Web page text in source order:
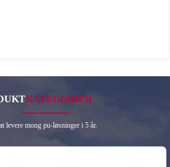
KATEGORIER
levere mong pu-løsninger i 5 år.